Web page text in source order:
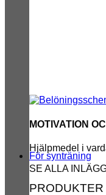
MOTIVATION
Hjälpmedel i
SE ALLA
För synträning